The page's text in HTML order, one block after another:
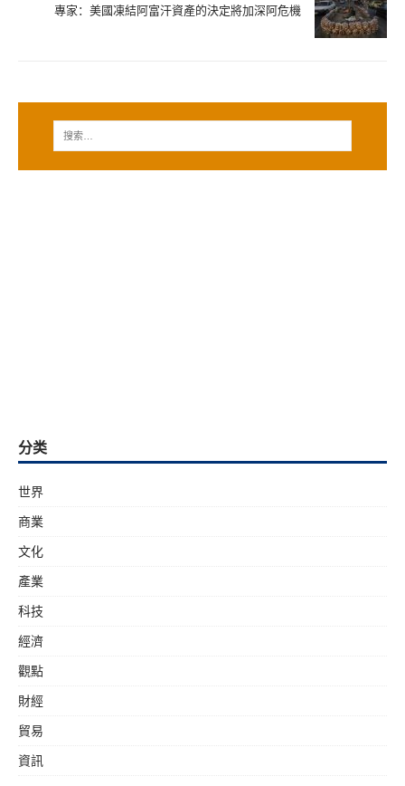
專家：美國凍結阿富汗資產的決定將加深阿危機
分类
世界
商業
文化
產業
科技
經濟
觀點
財經
貿易
資訊